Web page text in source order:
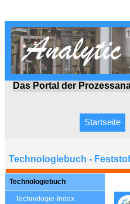
Das Portal der
Startseite
Technologiebuch -
Technologiebuch
Technologie-Index